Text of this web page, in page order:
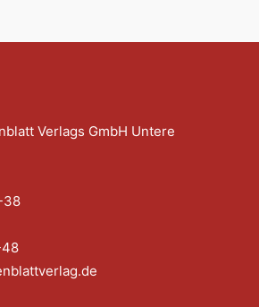
Verlags GmbH Untere
38
48